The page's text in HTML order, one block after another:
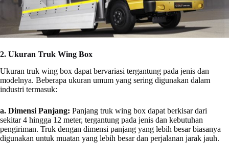
2. Ukuran Truk Wing Box
Ukuran truk wing box dapat bervariasi tergantung pada jenis dan
modelnya. Beberapa ukuran umum yang sering digunakan dalam
industri termasuk:
a. Dimensi Panjang: Panjang truk wing box dapat berkisar dari
sekitar 4 hingga 12 meter, tergantung pada jenis dan kebutuhan
pengiriman. Truk dengan dimensi panjang yang lebih besar biasanya
digunakan untuk muatan yang lebih besar dan perjalanan jarak jauh.